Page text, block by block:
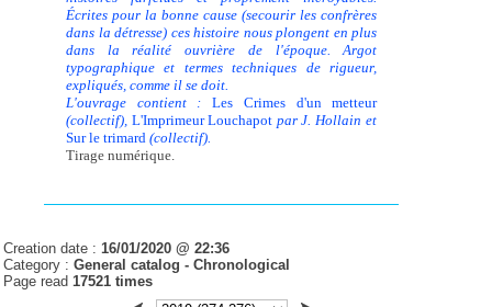
Écrites pour la bonne cause (secourir les confrères
dans la détresse) ces histoire nous plongent en plus
dans la réalité ouvrière de l'époque. Argot
typographique et termes techniques de rigueur,
expliqués, comme il se doit.
L'ouvrage contient :Les Crimes d'un metteur
(collectif), L'Imprimeur Louchapot par J. Hollain et
Sur le trimard (collectif).
Tirage numérique.
Creation date : 16/01/2020 @ 22:36
Category :General catalog -Chronological
Page read 17521 times